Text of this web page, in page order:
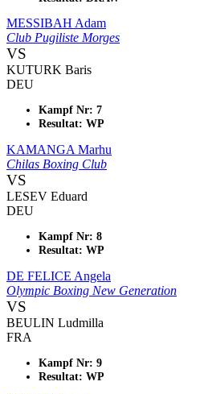
MESSIBAH Adam
Club Pugiliste Morges
VS
KUTURK Baris
DEU
Kampf Nr: 7
Resultat: WP
KAMANGA Marhu
Chilas Boxing Club
VS
LESEV Eduard
DEU
Kampf Nr: 8
Resultat: WP
DE FELICE Angela
Olympic Boxing New Generation
VS
BEULIN Ludmilla
FRA
Kampf Nr: 9
Resultat: WP